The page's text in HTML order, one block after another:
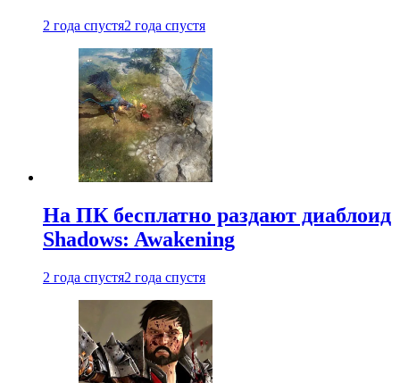
2 года спустя2 года спустя
На ПК бесплатно раздают диаблоид
Shadows: Awakening
2 года спустя2 года спустя